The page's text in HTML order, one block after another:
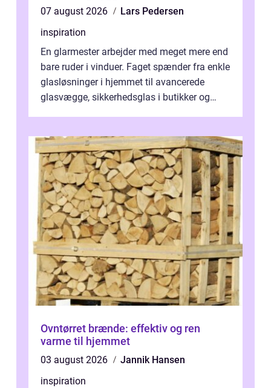
07 august 2026
Lars Pedersen
inspiration
En glarmester arbejder med meget mere end
bare ruder i vinduer. Faget spænder fra enkle
glasløsninger i hjemmet til avancerede
glasvægge, sikkerhedsglas i butikker og
Ovntørret brænde: effektiv og ren
varme til hjemmet
03 august 2026
Jannik Hansen
inspiration